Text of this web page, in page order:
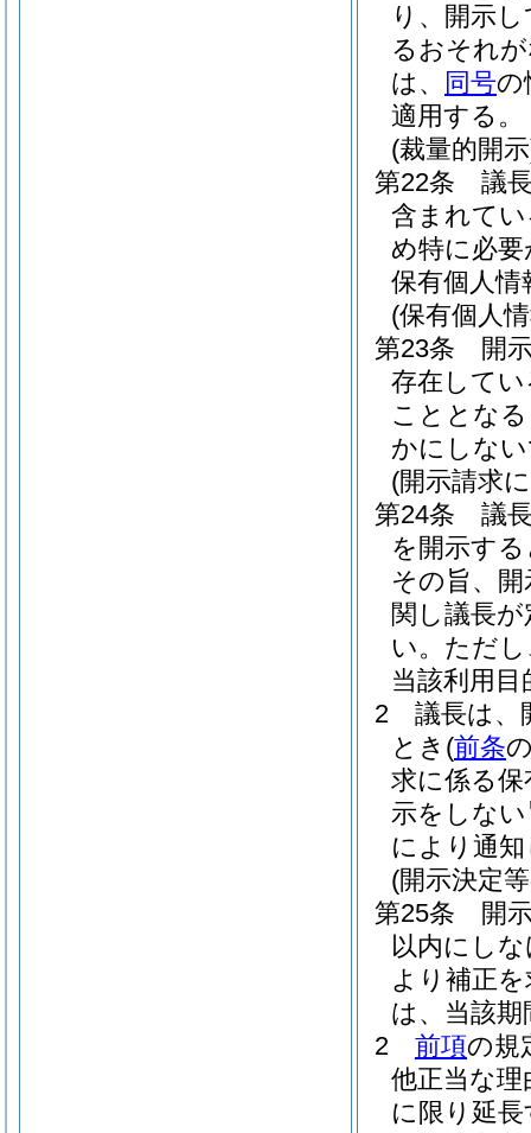
り、開示
るおそれ
は、
同号の
適用する。
(裁量的開
第22条
議
含まれて
め特に必
保有個人
(保有個人
第23条
開
存在して
こととな
かにしな
(開示請求
第24条
議
を開示す
その旨、
関し議長
い。 ただ
当該利用
2
議長は、
とき (前条
求に係る
示をしな
により通
(開示決定
第25条
開
以内にし
より補正
は、当該
2
前項の規
他正当な
に限り延